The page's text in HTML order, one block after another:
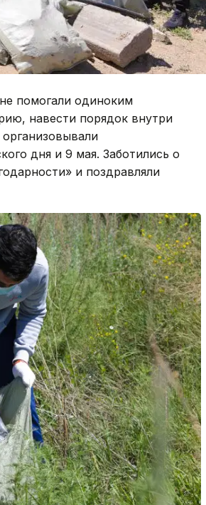
помогали одиноким
навести порядок внутри
дня и 9 мая. Заботились о
и поздравляли